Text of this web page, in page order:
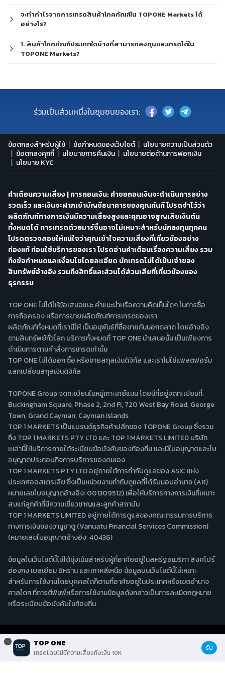
จะทำกำไรจากการเทรดสินค้าโภคภัณฑ์ใน TOPONE Markets ได้
อย่างไร?
1. สินค้าโภคภัณฑ์ประเภทใดบ้างที่สามารถลงทุนและเทรดได้ใน
TOPONE Markets?
ร่วมเป็นส่วนหนึ่งในชุมชนของเรา:
ข้อตกลงสำหรับผู้ใช้ ข้อกำหนดของเว็บไซต์
นโยบายความเป็นส่วนตัว
ข้อตกลงคุกกี้
นโยบายการคืนเงิน
นโยบายต่อต้านการฟอกเงิน
นโยบาย KYC
คำเตือนความเสี่ยง | การถอนเงิน: คำขอถอนเงินจะดำเนินการอย่าง
รวดเร็ว และเงินจะฝากเข้าบัญชีธนาคารของคุณทันที โปรดจำไว้ว่า
ผลิตภัณฑ์ทางการเงินมีความเสี่ยงสูงและคุณอาจสูญเสียเงินต้น
ทั้งหมดได้ การเทรดด้วยมาร์จิ้นอาจไม่เหมาะสำหรับนักลงทุนทุกคน
โปรดตรวจสอบให้แน่ใจว่าคุณเข้าใจความเสี่ยงที่เกี่ยวข้องอย่าง
ถ่องแท้ ก่อนใช้บริการของเรา โปรดอ่านคำเตือนเรื่องความเสี่ยง รวม
ถึงข้อกำหนดและเงื่อนไขโดยละเอียด นักเทรดไม่ได้เป็นเจ้าของ
สินทรัพย์อ้างอิง รวมถึงสิทธิ์และส่วนได้ส่วนเสียที่เกี่ยวข้องของ
ธุรกรรม
TOP ONE ไม่ได้ให้ข้อเสนอแนะ คำแนะนำหรือความคิดเห็นใดๆ ในการซื้อ
การถือครอง หรือการขายผลิตภัณฑ์การเทรดของเรา
ผลิตภัณฑ์ทั้งหมดที่เรามีให้ เป็นอนุพันธ์ที่ซื้อขายกันนอกตลาด โดยอ้างอิง
ตามสินทรัพย์ทั่วโลก บริการทั้งหมดที่ TOP ONE นำเสนอนั้น เป็นเพียงการ
ดำเนินการตามคำสั่งการเทรดเท่านั้น
TOP ONE ไม่ได้ออก ซื้อ หรือขายสกุลเงินดิจิทัล และเราไม่ใช่แพลตฟอร์ม
แลกเปลี่ยนสกุลเงินดิจิทัล
TOPONE Group จดทะเบียนในหมู่เกาะเคย์แมน โดยมีที่อยู่จดทะเบียนที่:
Buckingham Square, Phase 2, 2nd FI, 720 West Bay Road, George
Town, Grand Cayman, Cayman Islands
TOP 1 MARKETS เป็นแบรนด์ธุรกิจค้าปลีกของ TOPONE Group ซึ่งรวม
ถึง TOP 1 MARKETS PTY LTD และ TOP 1 MARKETS LIMITED บริษัท
เหล่านี้ให้บริการภายใต้ระเบียบข้อบังคับของท้องถิ่น และมีใบอนุญาตและใบ
อนุญาตประกอบกิจการบริการของตนเอง
TOP 1 MARKETS PTY LTD อยู่ภายใต้การกำกับดูแลของ ASIC แห่ง
ประเทศออสเตรเลีย ซึ่งเป็นหน่วยงานกำกับดูแลที่ได้รับมอบอำนาจ (AR)
หมายเลขใบอนุญาตอ้างอิง: 001309512) เพื่อให้บริการทางการเงินที่เหมาะ
สมแก่ลูกค้าที่มีความเชี่ยวชาญและลูกค้าสถาบัน
TOP 1 MARKETS LIMITED อยู่ภายใต้การดูแลของคณะกรรมการบริการ
ทางการเงินของวานูอาตู (Vanuatu Financial Services Commission)
(หมายเลขใบอนุญาตอ้างอิง: 40436)
ข้อมูลในเว็บไซต์นี้ไม่ได้มุ่งเน้นสำหรับผู้ที่อาศัยอยู่ในสหรัฐอเมริกา สิงคโปร์
ฮ่องกง เบลเยียม อิหร่าน และเกาหลีเหนือ ข้อมูลบนเว็บไซต์นี้ไม่เหมาะ
สำหรับการใช้งานโดยบุคคลใดก็ตามที่อาศัยอยู่ในประเทศหรือเขตอำนาจ
ศาลใดๆ ที่การตีพิมพ์หรือการใช้งานข้อมูลดังกล่าวเป็นการละเมิดกฎหมาย
หรือระเบียบข้อบังคับในท้องถิ่น
TOP ONE
เทรดโดยไม่มีความเสี่ยงกับเงิน 10K
รับ
© 2021 TOP ONE Copyright